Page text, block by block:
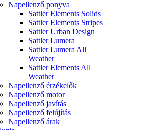
Napellenző ponyva
Sattler Elements Solids
Sattler Elements Stripes
Sattler Urban Design
Sattler Lumera
Sattler Lumera All
Weather
Sattler Elements All
Weather
Napellenző érzékelők
Napellenző motor
Napellenző javítás
Napellenző felújítás
Napellenző árak